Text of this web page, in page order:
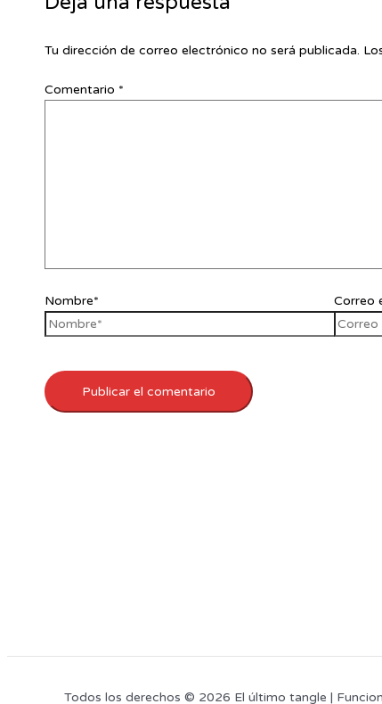
Tu dirección de correo electrónico no será publicada.
Comentario *
Nombre* Correo
Todos los derechos © 2026 El último tangle |